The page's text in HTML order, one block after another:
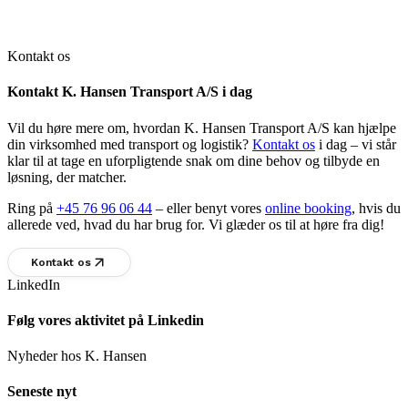
Kontakt os
Kontakt K. Hansen Transport A/S i dag
Vil du høre mere om, hvordan K. Hansen Transport A/S kan hjælpe
din virksomhed med transport og logistik? Kontakt os i dag – vi står
klar til at tage en uforpligtende snak om dine behov og tilbyde en
løsning, der matcher.
Ring på +45 76 96 06 44 – eller benyt vores online booking, hvis du
allerede ved, hvad du har brug for. Vi glæder os til at høre fra dig!
Kontakt os
LinkedIn
Følg vores aktivitet på Linkedin
Nyheder hos K. Hansen
Seneste nyt